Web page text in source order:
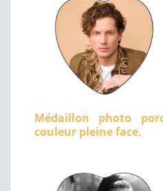
Médaillon photo
couleur pleine face.